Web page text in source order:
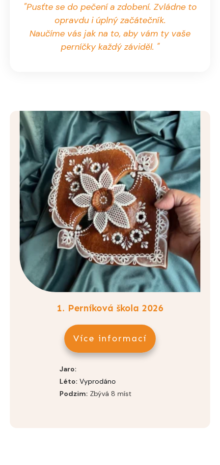
"Pusťte se do pečení a zdobení. Zvládne to
opravdu i úplný začátečník.
Naučíme vás jak na to, aby vám ty vaše
perníčky každý záviděl. "
1. Perníková škola 2026
Více informací
Jaro:
Léto: Vyprodáno
Podzim: Zbývá 8 míst